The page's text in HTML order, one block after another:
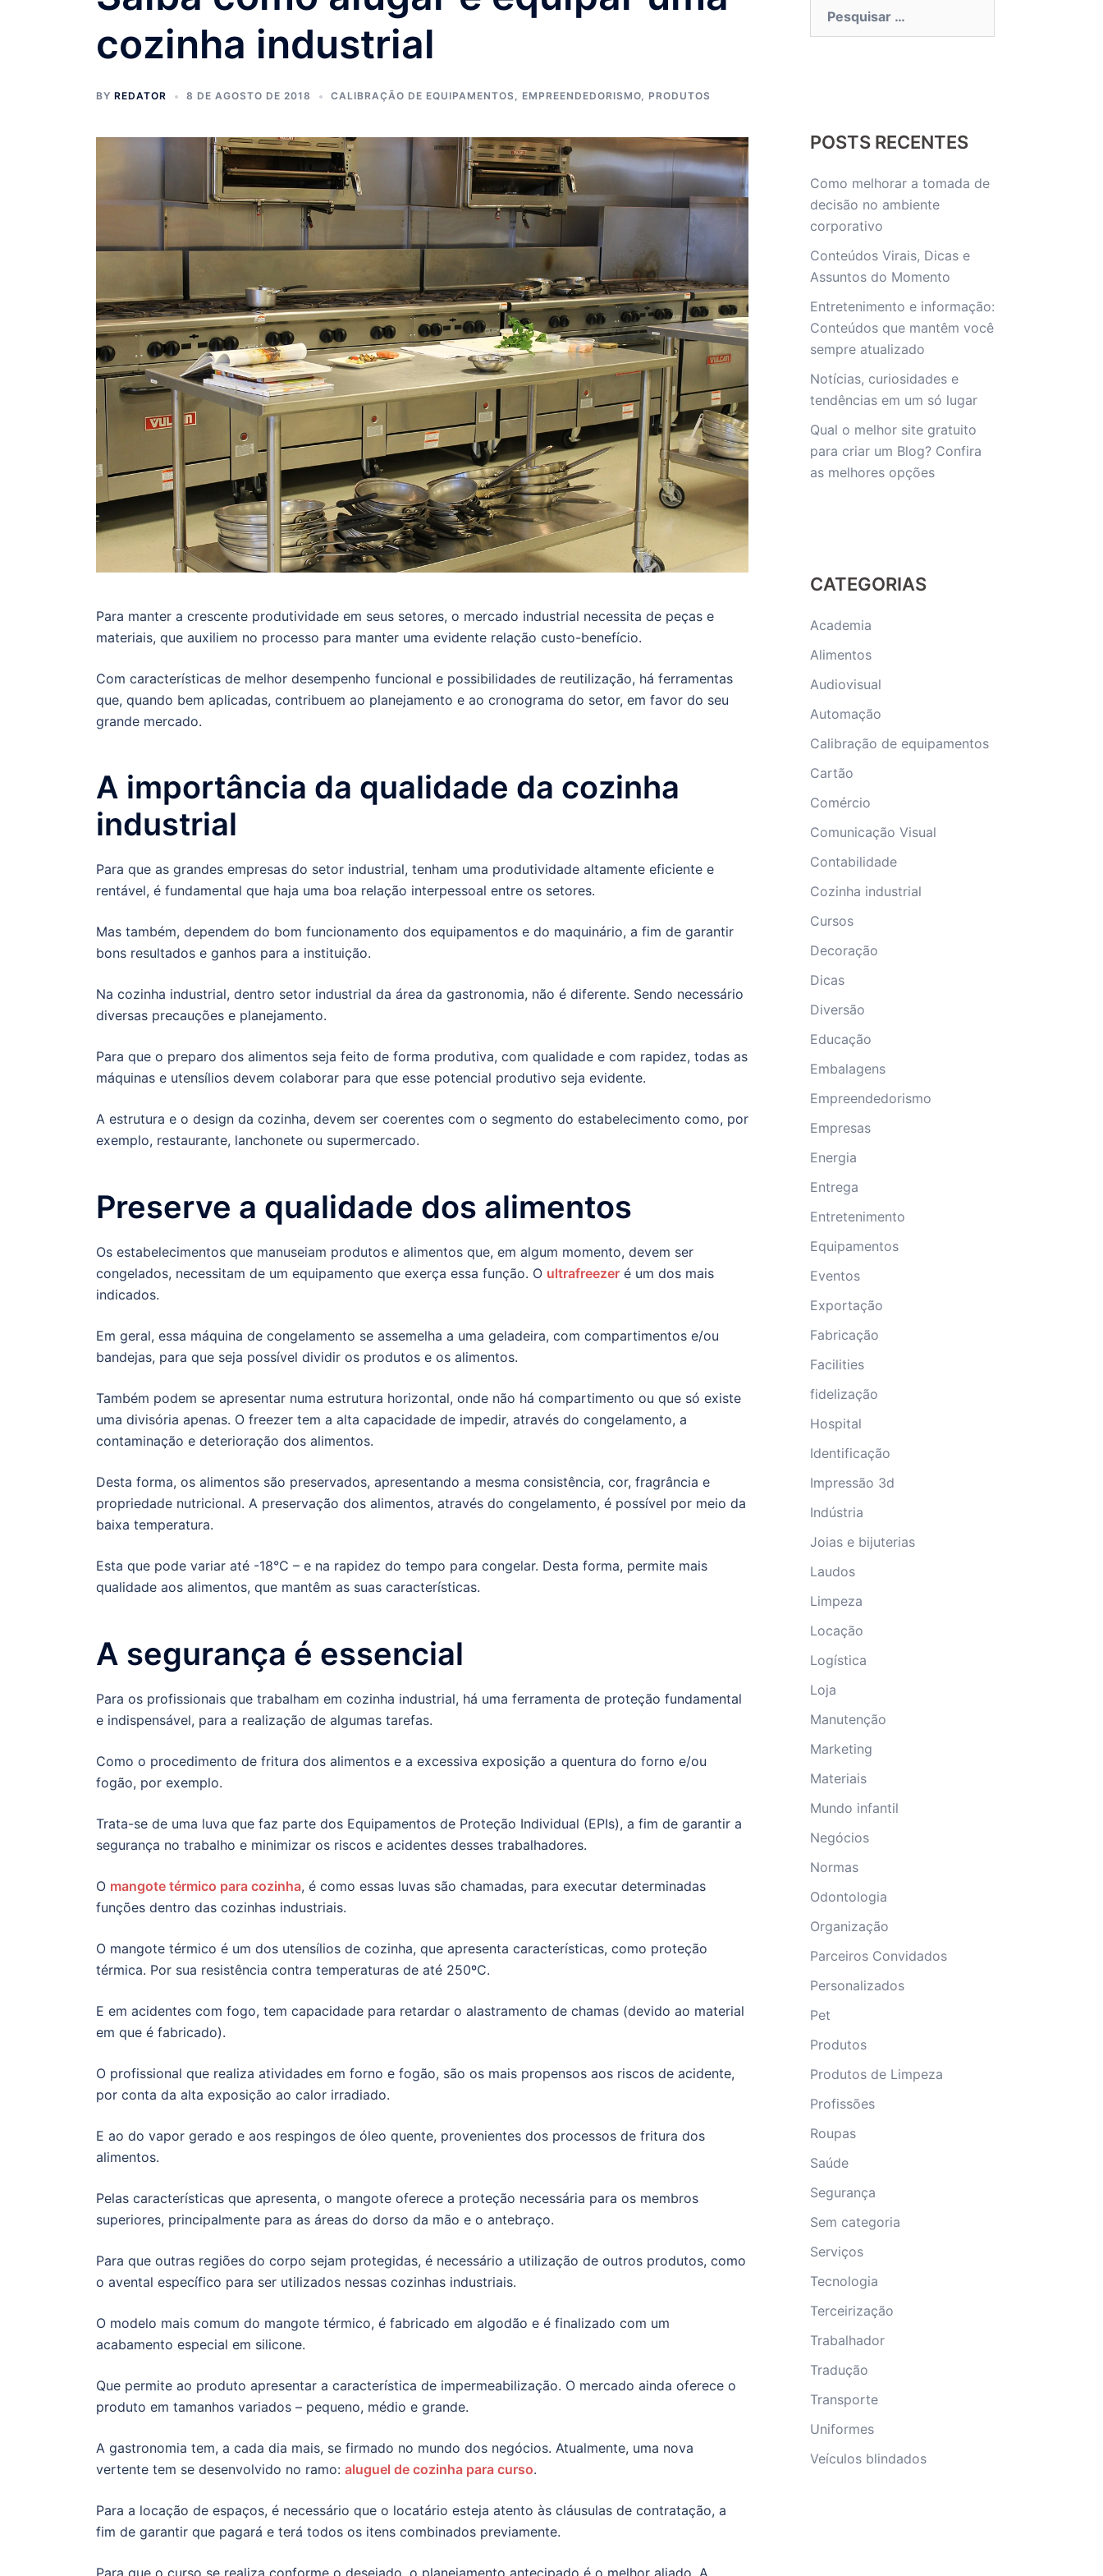
cozinha industrial
BY REDATOR 8 DE AGOSTO DE 2018 CALIBRAÇÃO DE EQUIPAMENTOS, EMPREENDEDORISMO, PRODUTOS
Para manter a crescente produtividade em seus setores, o mercado industrial necessita de peças e
materiais, que auxiliem no processo para manter uma evidente relação custo-benefício.
Com características de melhor desempenho funcional e possibilidades de reutilização, há ferramentas
que, quando bem aplicadas, contribuem ao planejamento e ao cronograma do setor, em favor do seu
grande mercado.
A importância da qualidade da cozinha
industrial
Para que as grandes empresas do setor industrial, tenham uma produtividade altamente eficiente e
rentável, é fundamental que haja uma boa relação interpessoal entre os setores.
Mas também, dependem do bom funcionamento dos equipamentos e do maquinário, a fim de garantir
bons resultados e ganhos para a instituição.
Na cozinha industrial, dentro setor industrial da área da gastronomia, não é diferente. Sendo necessário
diversas precauções e planejamento.
Para que o preparo dos alimentos seja feito de forma produtiva, com qualidade e com rapidez, todas as
máquinas e utensílios devem colaborar para que esse potencial produtivo seja evidente.
A estrutura e o design da cozinha, devem ser coerentes com o segmento do estabelecimento como, por
exemplo, restaurante, lanchonete ou supermercado.
Preserve a qualidade dos alimentos
Os estabelecimentos que manuseiam produtos e alimentos que, em algum momento, devem ser
congelados, necessitam de um equipamento que exerça essa função. O ultrafreezer é um dos mais
indicados.
Em geral, essa máquina de congelamento se assemelha a uma geladeira, com compartimentos e/ou
bandejas, para que seja possível dividir os produtos e os alimentos.
Também podem se apresentar numa estrutura horizontal, onde não há compartimento ou que só existe
uma divisória apenas. O freezer tem a alta capacidade de impedir, através do congelamento, a
contaminação e deterioração dos alimentos.
Desta forma, os alimentos são preservados, apresentando a mesma consistência, cor, fragrância e
propriedade nutricional. A preservação dos alimentos, através do congelamento, é possível por meio da
baixa temperatura.
Esta que pode variar até -18°C – e na rapidez do tempo para congelar. Desta forma, permite mais
qualidade aos alimentos, que mantêm as suas características.
A segurança é essencial
Para os profissionais que trabalham em cozinha industrial, há uma ferramenta de proteção fundamental
e indispensável, para a realização de algumas tarefas.
Como o procedimento de fritura dos alimentos e a excessiva exposição a quentura do forno e/ou
fogão, por exemplo.
Trata-se de uma luva que faz parte dos Equipamentos de Proteção Individual (EPIs), a fim de garantir a
segurança no trabalho e minimizar os riscos e acidentes desses trabalhadores.
O mangote térmico para cozinha, é como essas luvas são chamadas, para executar determinadas
funções dentro das cozinhas industriais.
O mangote térmico é um dos utensílios de cozinha, que apresenta características, como proteção
térmica. Por sua resistência contra temperaturas de até 250ºC.
E em acidentes com fogo, tem capacidade para retardar o alastramento de chamas (devido ao material
em que é fabricado).
O profissional que realiza atividades em forno e fogão, são os mais propensos aos riscos de acidente,
por conta da alta exposição ao calor irradiado.
E ao do vapor gerado e aos respingos de óleo quente, provenientes dos processos de fritura dos
alimentos.
Pelas características que apresenta, o mangote oferece a proteção necessária para os membros
superiores, principalmente para as áreas do dorso da mão e o antebraço.
Para que outras regiões do corpo sejam protegidas, é necessário a utilização de outros produtos, como
o avental específico para ser utilizados nessas cozinhas industriais.
O modelo mais comum do mangote térmico, é fabricado em algodão e é finalizado com um
acabamento especial em silicone.
Que permite ao produto apresentar a característica de impermeabilização. O mercado ainda oferece o
produto em tamanhos variados – pequeno, médio e grande.
A gastronomia tem, a cada dia mais, se firmado no mundo dos negócios. Atualmente, uma nova
vertente tem se desenvolvido no ramo: aluguel de cozinha para curso.
Para a locação de espaços, é necessário que o locatário esteja atento às cláusulas de contratação, a
fim de garantir que pagará e terá todos os itens combinados previamente.
Para que o curso se realiza conforme o desejado, o planejamento antecipado é o melhor aliado. A
POSTS RECENTES
Como melhorar a tomada de
decisão no ambiente
corporativo
Conteúdos Virais, Dicas e
Assuntos do Momento
Entretenimento e informação:
Conteúdos que mantêm você
sempre atualizado
Notícias, curiosidades e
tendências em um só lugar
Qual o melhor site gratuito
para criar um Blog? Confira
as melhores opções
CATEGORIAS
Academia
Alimentos
Audiovisual
Automação
Calibração de equipamentos
Cartão
Comércio
Comunicação Visual
Contabilidade
Cozinha industrial
Cursos
Decoração
Dicas
Diversão
Educação
Embalagens
Empreendedorismo
Empresas
Energia
Entrega
Entretenimento
Equipamentos
Eventos
Exportação
Fabricação
Facilities
fidelização
Hospital
Identificação
Impressão 3d
Indústria
Joias e bijuterias
Laudos
Limpeza
Locação
Logística
Loja
Manutenção
Marketing
Materiais
Mundo infantil
Negócios
Normas
Odontologia
Organização
Parceiros Convidados
Personalizados
Pet
Produtos
Produtos de Limpeza
Profissões
Roupas
Saúde
Segurança
Sem categoria
Serviços
Tecnologia
Terceirização
Trabalhador
Tradução
Transporte
Uniformes
Veículos blindados